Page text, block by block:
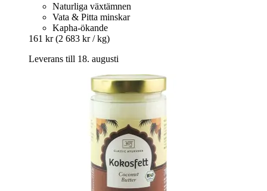
Naturliga växtämnen
Vata & Pitta minskar
Kapha-ökande
161 kr (2 683 kr / kg)
Leverans till 18. augusti